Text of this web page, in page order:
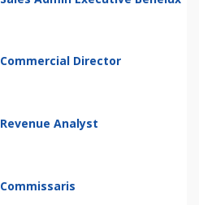
Commercial Director
Revenue Analyst
Commissaris